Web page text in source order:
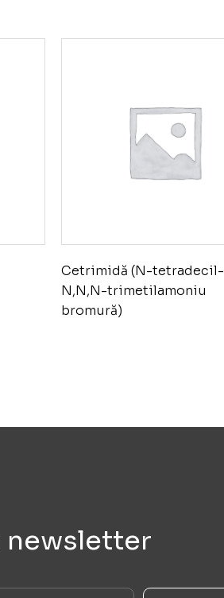
Cetrimidă (N-tetradecil-
N,N,N-trimetilamoniu
bromură)
newsletter